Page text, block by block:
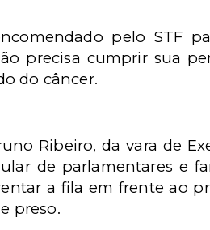
pelo STF
precisa cumprir sua
do câncer.
Ribeiro, da vara de
de parlamentares e
a fila em frente ao
preso.